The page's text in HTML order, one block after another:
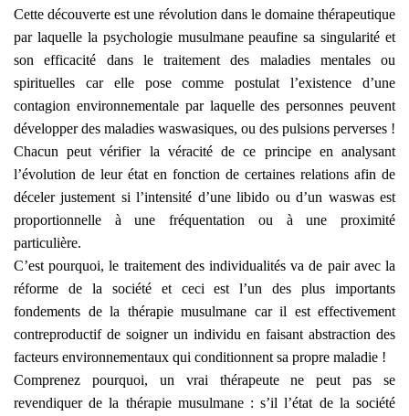
Cette découverte est une révolution dans le domaine thérapeutique
par laquelle la psychologie musulmane peaufine sa singularité et
son efficacité dans le traitement des maladies mentales ou
spirituelles car elle pose comme postulat l’existence d’une
contagion environnementale par laquelle des personnes peuvent
développer des maladies waswasiques, ou des pulsions perverses !
Chacun peut vérifier la véracité de ce principe en analysant
l’évolution de leur état en fonction de certaines relations afin de
déceler justement si l’intensité d’une libido ou d’un waswas est
proportionnelle à une fréquentation ou à une proximité
particulière.
C’est pourquoi, le traitement des individualités va de pair avec la
réforme de la société et ceci est l’un des plus importants
fondements de la thérapie musulmane car il est effectivement
contreproductif de soigner un individu en faisant abstraction des
facteurs environnementaux qui conditionnent sa propre maladie !
Comprenez pourquoi, un vrai thérapeute ne peut pas se
revendiquer de la thérapie musulmane : s’il l’état de la société